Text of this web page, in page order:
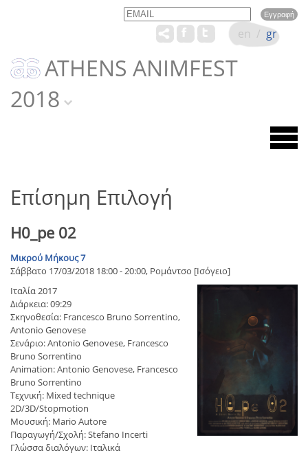
Email Name
ATHENS ANIMFEST
2018
en / gr
Επίσημη Επιλογή
H0_pe 02
Μικρού Μήκους 7
Σάββατο 17/03/2018 18:00 - 20:00, Ρομάντσο [Ισόγειο]
Ιταλία 2017
Διάρκεια: 09:29
Σκηνοθεσία: Francesco Bruno Sorrentino,
Antonio Genovese
Σενάριο: Antonio Genovese, Francesco
Bruno Sorrentino
Animation: Antonio Genovese, Francesco
Bruno Sorrentino
Τεχνική: Mixed technique
2D/3D/Stopmotion
Μουσική: Mario Autore
Παραγωγή/Σχολή: Stefano Incerti
Γλώσσα διαλόγων: Ιταλικά